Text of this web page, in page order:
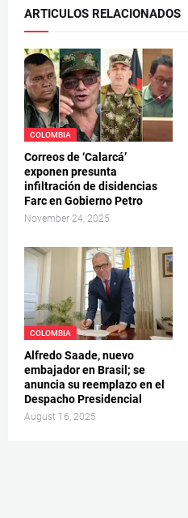
ARTICULOS RELACIONADOS
COLOMBIA
Correos de ‘Calarcá’
exponen presunta
infiltración de disidencias
Farc en Gobierno Petro
November 24, 2025
COLOMBIA
Alfredo Saade, nuevo
embajador en Brasil; se
anuncia su reemplazo en el
Despacho Presidencial
August 16, 2025